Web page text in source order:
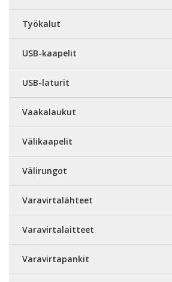
Työkalut
USB-kaapelit
USB-laturit
Vaakalaukut
Välikaapelit
Välirungot
Varavirtalähteet
Varavirtalaitteet
Varavirtapankit